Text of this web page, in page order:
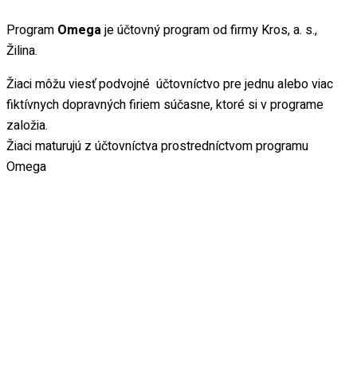
Program Omegaje účtovný program od firmy Kros, a. s.,
Žilina.
Žiaci môžu viesť podvojné účtovníctvo pre jednu alebo viac
fiktívnych dopravných firiem súčasne, ktoré si v programe
založia.
Žiaci maturujú z účtovníctva prostredníctvom programu
Omega